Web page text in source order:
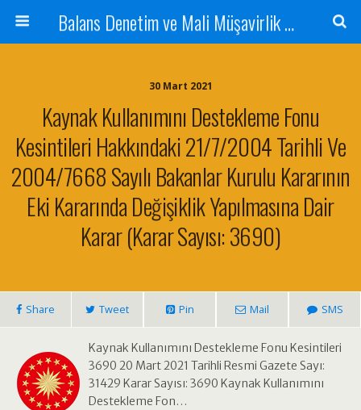
Balans Denetim ve Mali Müşavirlik Hizmetleri
30 Mart 2021
Kaynak Kullanımını Destekleme Fonu
Kesintileri Hakkındaki 21/7/2004 Tarihli Ve
2004/7668 Sayılı Bakanlar Kurulu Kararının
Eki Kararında Değişiklik Yapılmasına Dair
Karar (Karar Sayısı: 3690)
Share Tweet Pin Mail SMS
Kaynak Kullanımını Destekleme Fonu Kesintileri
3690 20 Mart 2021 Tarihli Resmi Gazete Sayı:
31429 Karar Sayısı: 3690 Kaynak Kullanımını
Destekleme Fon…